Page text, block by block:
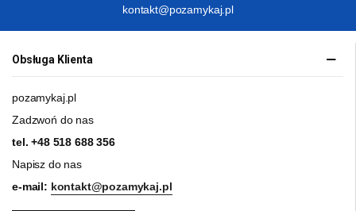
kontakt@pozamykaj.pl
Obsługa Klienta
pozamykaj.pl
Zadzwoń do nas
tel.+48 518 688 356
Napisz do nas
e-mail: kontakt@pozamykaj.pl